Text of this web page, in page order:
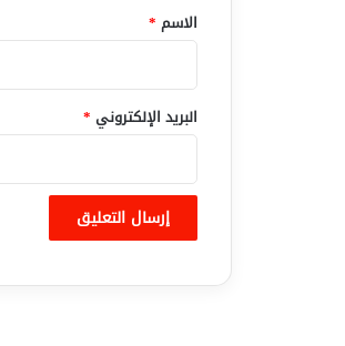
*
الاسم *
البريد الإلكتروني *